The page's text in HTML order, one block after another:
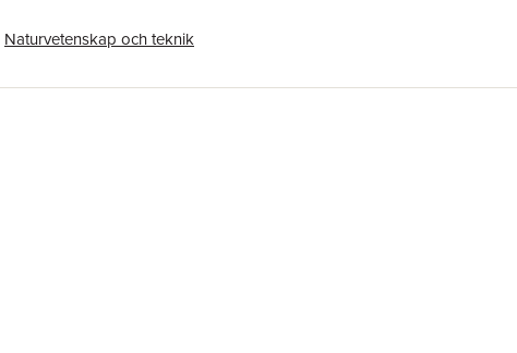
Naturvetenskap och teknik